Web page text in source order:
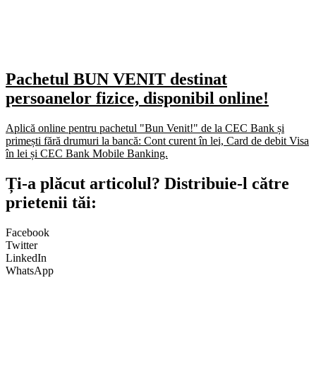
Pachetul BUN VENIT destinat
persoanelor fizice, disponibil online!
Aplică online pentru pachetul "Bun Venit!" de la CEC Bank și
primești fără drumuri la bancă: Cont curent în lei, Card de debit Visa
în lei și CEC Bank Mobile Banking.​
Ți-a plăcut articolul? Distribuie-l către
prietenii tăi:
Facebook
Twitter
LinkedIn
WhatsApp